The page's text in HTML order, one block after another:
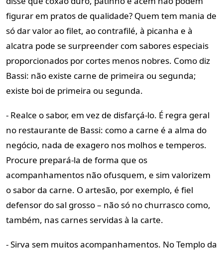
figurar em pratos de qualidade? Quem tem mania de
só dar valor ao filet, ao contrafilé, à picanha e à
alcatra pode se surpreender com sabores especiais
proporcionados por cortes menos nobres. Como diz
Bassi: não existe carne de primeira ou segunda;
existe boi de primeira ou segunda.
- Realce o sabor, em vez de disfarçá-lo. É regra geral
no restaurante de Bassi: como a carne é a alma do
negócio, nada de exagero nos molhos e temperos.
Procure prepará-la de forma que os
acompanhamentos não ofusquem, e sim valorizem
o sabor da carne. O artesão, por exemplo, é fiel
defensor do sal grosso – não só no churrasco como,
também, nas carnes servidas à la carte.
- Sirva sem muitos acompanhamentos. No Templo da